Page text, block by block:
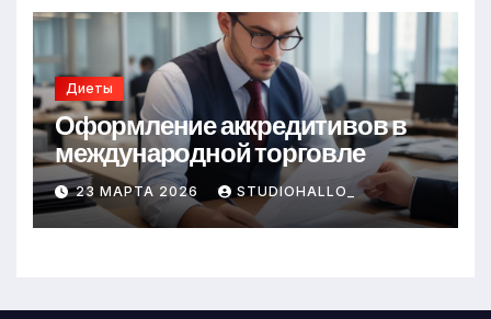
Диеты
Оформление аккредитивов в
международной торговле
23 МАРТА 2026 STUDIOHALLO_